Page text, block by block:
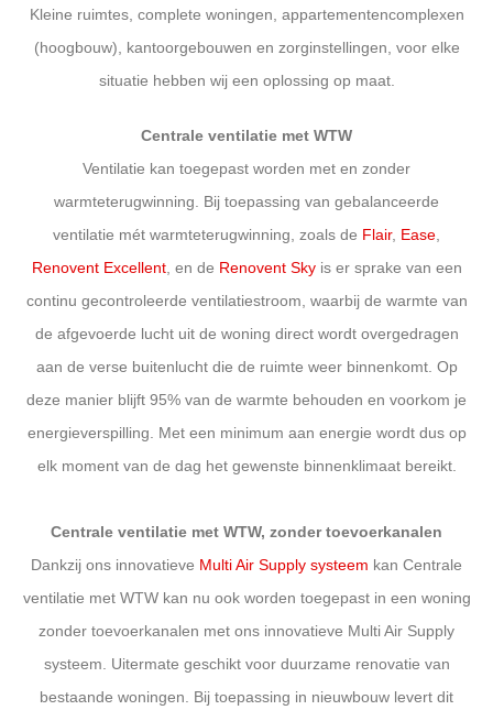
Kleine ruimtes, complete woningen, appartementencomplexen
(hoogbouw), kantoorgebouwen en zorginstellingen, voor elke
situatie hebben wij een oplossing op maat.
Centrale ventilatie met WTW
Ventilatie kan toegepast worden met en zonder
warmteterugwinning. Bij toepassing van gebalanceerde
ventilatie mét warmteterugwinning, zoals de Flair, Ease
Renovent Excellent, en de Renovent Sky is er sprake van een
continu gecontroleerde ventilatiestroom, waarbij de warmte van
de afgevoerde lucht uit de woning direct wordt overgedragen
aan de verse buitenlucht die de ruimte weer binnenkomt. Op
deze manier blijft 95% van de warmte behouden en voorkom je
energieverspilling. Met een minimum aan energie wordt dus op
elk moment van de dag het gewenste binnenklimaat bereikt.
Centrale ventilatie met WTW, zonder toevoerkanalen
Dankzij ons innovatieve Multi Air Supply systeem kan Centrale
ventilatie met WTW kan nu ook worden toegepast in een woning
zonder toevoerkanalen met ons innovatieve Multi Air Supply
systeem. Uitermate geschikt voor duurzame renovatie van
bestaande woningen. Bij toepassing in nieuwbouw levert dit